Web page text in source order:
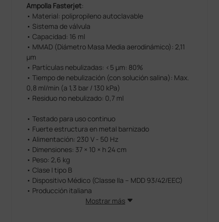
Ampolla Fasterjet:
• Material: polipropileno autoclavable
• Sistema de válvula
• Capacidad: 16 ml
• MMAD (Diámetro Masa Media aerodinámico): 2,11
μm
• Partículas nebulizadas: <5 µm: 80%
• Tiempo de nebulización (con solución salina): Max.
0,8 ml/min (a 1,3 bar / 130 kPa)
• Residuo no nebulizado: 0,7 ml
• Testado para uso continuo
• Fuerte estructura en metal barnizado
• Alimentación: 230 V - 50 Hz
• Dimensiones: 37 × 10 × h 24 cm
• Peso: 2,6 kg
• Clase I tipo B
• Dispositivo Médico (Classe IIa – MDD 93/42/EEC)
• Producción italiana
Mostrar más